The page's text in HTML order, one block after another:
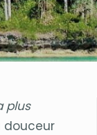
plus
douceur